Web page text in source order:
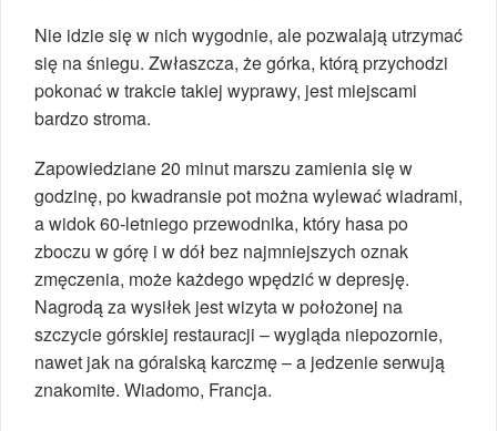
Nie idzie się w nich wygodnie, ale pozwalają utrzymać
się na śniegu. Zwłaszcza, że górka, którą przychodzi
pokonać w trakcie takiej wyprawy, jest miejscami
bardzo stroma.
Zapowiedziane 20 minut marszu zamienia się w
godzinę, po kwadransie pot można wylewać wiadrami,
a widok 60-letniego przewodnika, który hasa po
zboczu w górę i w dół bez najmniejszych oznak
zmęczenia, może każdego wpędzić w depresję.
Nagrodą za wysiłek jest wizyta w położonej na
szczycie górskiej restauracji – wygląda niepozornie,
nawet jak na góralską karczmę – a jedzenie serwują
znakomite. Wiadomo, Francja.